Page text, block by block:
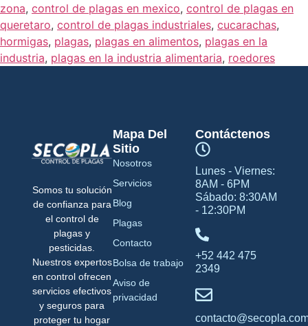
zona, control de plagas en mexico, control de plagas en
queretaro, control de plagas industriales, cucarachas,
hormigas, plagas, plagas en alimentos, plagas en la
industria, plagas en la industria alimentaria, roedores
Somos tu solución
de confianza para
el control de
plagas y
pesticidas.
Nuestros expertos
en control ofrecen
servicios efectivos
y seguros para
proteger tu hogar
Contáctenos
Lunes - Viernes:
8AM - 6PM
Sábado: 8:30AM
- 12:30PM
+52 442 475
2349
Mapa Del
Sitio
Nosotros
Servicios
Blog
Plagas
Contacto
Bolsa de trabajo
Aviso de
privacidad